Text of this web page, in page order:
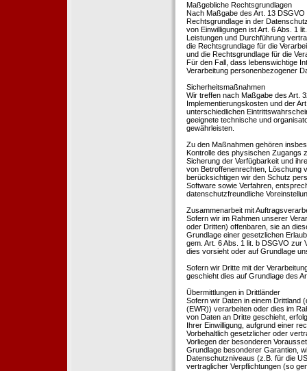
Maßgebliche Rechtsgrundlagen
Nach Maßgabe des Art. 13
Rechtsgrundlage in der
von Einwilligungen ist Art. 6 Abs. 1
Leistungen und Durchführung
die Rechtsgrundlage für die
und die Rechtsgrundlage für die
Für den Fall, dass lebenswichtige
Verarbeitung personenbezogener
Sicherheitsmaßnahmen
Wir treffen nach Maßgabe des Art.
Implementierungskosten und der
unterschiedlichen
geeignete technische und
gewährleisten.
Zu den Maßnahmen gehören
Kontrolle des physischen Zugangs
Sicherung der Verfügbarkeit und
von Betroffenenrechten, Löschung
berücksichtigen wir den Schutz
Software sowie Verfahren,
datenschutzfreundliche
Zusammenarbeit mit
Sofern wir im Rahmen unserer
oder Dritten) offenbaren, sie an
Grundlage einer gesetzlichen
gem. Art. 6 Abs. 1 lit. b DSGVO zur
dies vorsieht oder auf Grundlage
Sofern wir Dritte mit der
geschieht dies auf Grundlage des
Übermittlungen in Drittländer
Sofern wir Daten in einem Drittland
(EWR)) verarbeiten oder dies im
von Daten an Dritte geschieht,
Ihrer Einwilligung, aufgrund einer
Vorbehaltlich gesetzlicher oder
Vorliegen der besonderen
Grundlage besonderer Garantien,
Datenschutzniveaus (z.B. für die
vertraglicher Verpflichtungen (so